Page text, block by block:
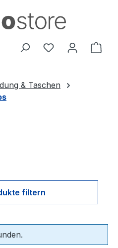
Du hast 0
& Taschen
filtern